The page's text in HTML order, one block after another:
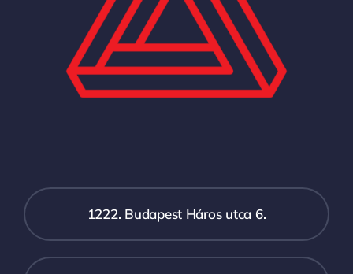
1222. Budapest Háros utca 6.